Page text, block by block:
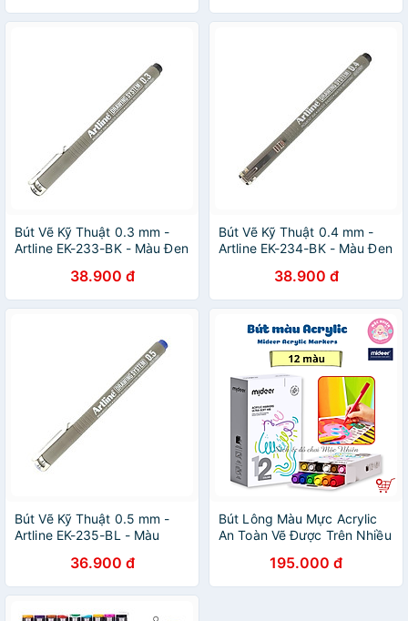
Bút Vẽ Kỹ Thuật 0.3 mm -
Artline EK-233-BK - Màu Đen
38.900 đ
Bút Vẽ Kỹ Thuật 0.4 mm -
Artline EK-234-BK - Màu Đen
38.900 đ
Bút Vẽ Kỹ Thuật 0.5 mm -
Artline EK-235-BL - Màu
36.900 đ
Bút Lông Màu Mực Acrylic
An Toàn Vẽ Được Trên Nhiều
Marker Ultra-soft Nib
195.000 đ